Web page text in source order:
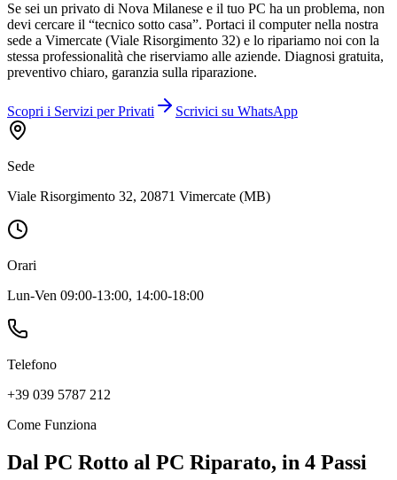
Se sei un privato di Nova Milanese e il tuo PC ha un problema, non
devi cercare il “tecnico sotto casa”. Portaci il computer nella nostra
sede a Vimercate (Viale Risorgimento 32) e lo ripariamo noi con la
stessa professionalità che riserviamo alle aziende. Diagnosi gratuita,
preventivo chiaro, garanzia sulla riparazione.
Scopri i Servizi per Privati Scrivici su WhatsApp
Sede
Viale Risorgimento 32, 20871 Vimercate (MB)
Orari
Lun-Ven 09:00-13:00, 14:00-18:00
Telefono
+39 039 5787 212
Come Funziona
Dal PC Rotto al PC Riparato, in 4 Passi